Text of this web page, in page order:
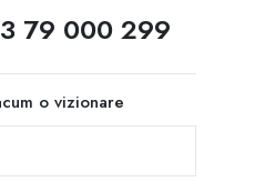
79 000 299
o vizionare